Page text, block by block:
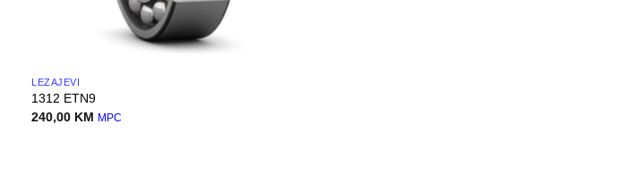
LEŽAJEVI
1312 ETN9
240,00 KM MPC